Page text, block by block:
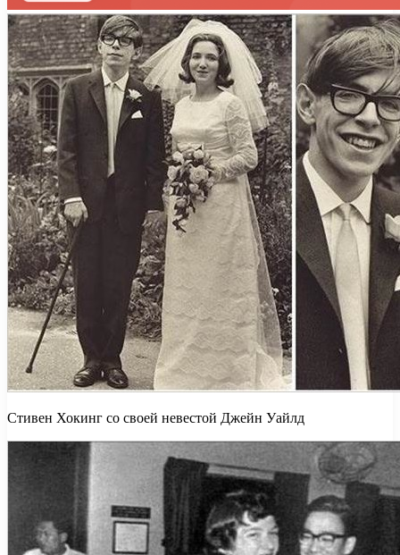
Стивен Хокинг со своей невестой Джейн Уайлд